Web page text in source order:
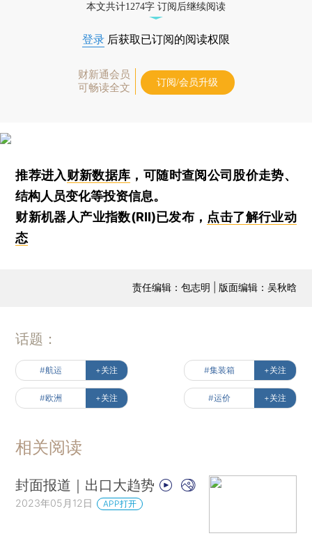
本文共计1274字 订阅后继续阅读
登录 后获取已订阅的阅读权限
财新通会员
可畅读全文
订阅/会员升级
推荐进入财新数据库 ，可随时查阅公司股价走势、
结构人员变化等投资信息。
财新机器人产业指数(RII)已发布， 点击了解行业动
态
责任编辑：包志明 | 版面编辑：吴秋晗
话题：
#航运 +关注 #集装箱 +关注
#欧洲 +关注 #运价 +关注
相关阅读
封面报道｜出口大趋势
2023年05月12日 APP打开